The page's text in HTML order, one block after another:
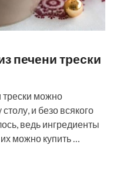
печени трески
трески можно
и безо всякого
ведь ингредиенты
можно купить …